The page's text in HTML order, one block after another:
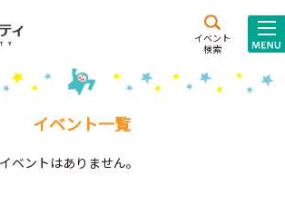
イベント
検索
西新井
施設･
イベント一覧
ベントはありません。